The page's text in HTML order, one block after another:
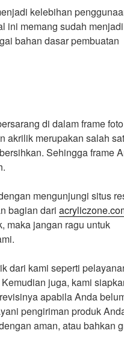
kelebihan
ini memang sudah menjadi
bahan dasar pembuatan
di dalam frame foto
akrilik merupakan salah
Sehingga frame
mengunjungi situs
bagian dari
maka jangan ragu untuk
dari kami seperti
juga, kami
apabila Anda
pengiriman produk
aman, atau bahkan